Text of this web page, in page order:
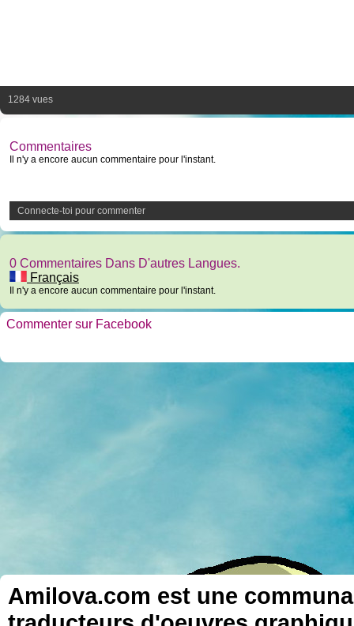
1284 vues
Commentaires
Il n'y a encore aucun commentaire pour l'instant.
Connecte-toi pour commenter
0 Commentaires Dans D'autres Langues.
Français
Il n'y a encore aucun commentaire pour l'instant.
Commenter sur Facebook
Amilova.com est une